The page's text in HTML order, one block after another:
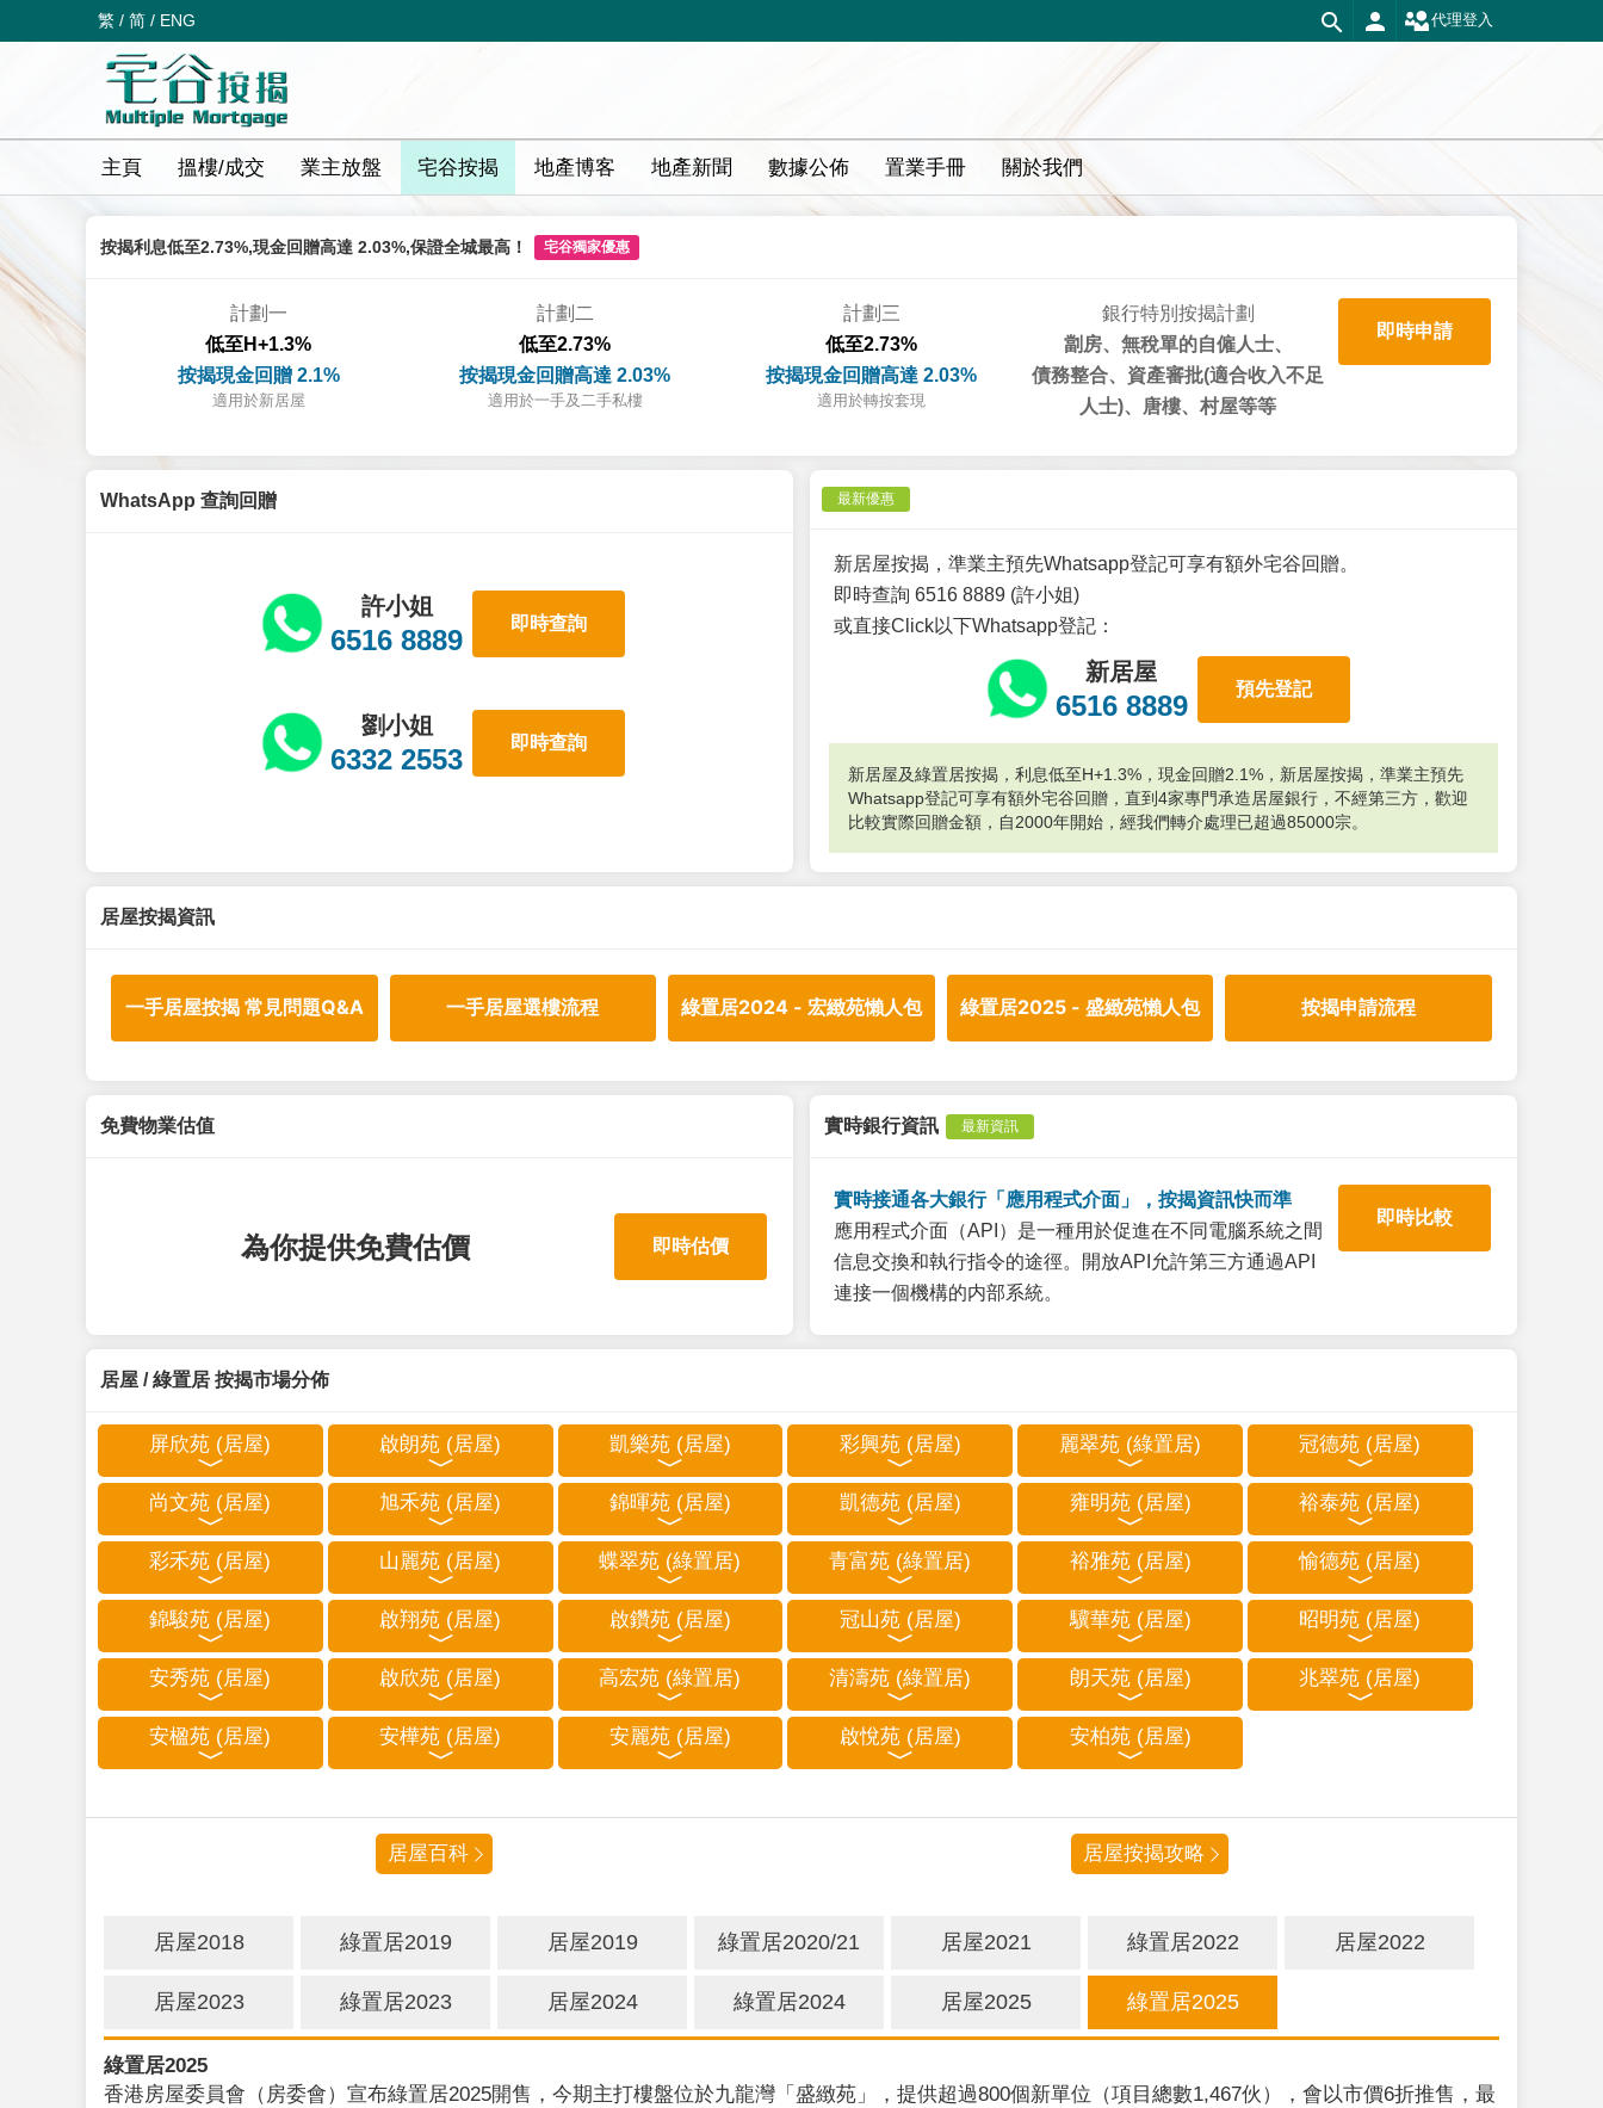
繁 / 简 / ENG 代理登入
主頁 搵樓/成交 業主放盤 宅谷按揭 地產博客 地產新聞 數據公佈 置業手冊 關於我們
按揭利息低至2.73%,現金回贈高達 2.03%,保證全城最高！ 宅谷獨家優惠
計劃一
低至H+1.3%
按揭現金回贈 2.1%
適用於新居屋
計劃二
低至2.73%
按揭現金回贈高達 2.03%
適用於一手及二手私樓
計劃三
低至2.73%
按揭現金回贈高達 2.03%
適用於轉按套現
銀行特別按揭計劃
劏房、無稅單的自僱人士、
債務整合、資產審批(適合收入不足
人士)、唐樓、村屋等等
即時申請
WhatsApp 查詢回贈
許小姐
6516 8889
即時查詢
劉小姐
6332 2553
即時查詢
最新優惠
新居屋按揭，準業主預先Whatsapp登記可享有額外宅谷回贈。
即時查詢 6516 8889 (許小姐)
或直接Click以下Whatsapp登記：
新居屋
6516 8889
預先登記
新居屋及綠置居按揭，利息低至H+1.3%，現金回贈2.1%，新居屋按揭，準業主預先
Whatsapp登記可享有額外宅谷回贈，直到4家專門承造居屋銀行，不經第三方，歡迎
比較實際回贈金額，自2000年開始，經我們轉介處理已超過85000宗。
居屋按揭資訊
一手居屋按揭 常見問題Q&A 一手居屋選樓流程 綠置居2024 - 宏緻苑懶人包 綠置居2025 - 盛緻苑懶人包 按揭申請流程
免費物業估值
為你提供免費估價 即時估價
實時銀行資訊 最新資訊
實時接通各大銀行「應用程式介面」，按揭資訊快而準
應用程式介面（API）是一種用於促進在不同電腦系統之間
信息交換和執行指令的途徑。開放API允許第三方通過API
連接一個機構的内部系統。
即時比較
居屋 / 綠置居 按揭市場分佈
屏欣苑 (居屋) 啟朗苑 (居屋) 凱樂苑 (居屋) 彩興苑 (居屋) 麗翠苑 (綠置居) 冠德苑 (居屋)
尚文苑 (居屋) 旭禾苑 (居屋) 錦暉苑 (居屋) 凱德苑 (居屋) 雍明苑 (居屋) 裕泰苑 (居屋)
彩禾苑 (居屋) 山麗苑 (居屋) 蝶翠苑 (綠置居) 青富苑 (綠置居) 裕雅苑 (居屋) 愉德苑 (居屋)
錦駿苑 (居屋) 啟翔苑 (居屋) 啟鑽苑 (居屋) 冠山苑 (居屋) 驥華苑 (居屋) 昭明苑 (居屋)
安秀苑 (居屋) 啟欣苑 (居屋) 高宏苑 (綠置居) 清濤苑 (綠置居) 朗天苑 (居屋) 兆翠苑 (居屋)
安楹苑 (居屋) 安樺苑 (居屋) 安麗苑 (居屋) 啟悅苑 (居屋) 安柏苑 (居屋)
居屋百科 居屋按揭攻略
居屋2018 綠置居2019 居屋2019 綠置居2020/21 居屋2021 綠置居2022 居屋2022
居屋2023 綠置居2023 居屋2024 綠置居2024 居屋2025 綠置居2025
綠置居2025
香港房屋委員會（房委會）宣布綠置居2025開售，今期主打樓盤位於九龍灣「盛緻苑」，提供超過800個新單位（項目總數1,467伙），會以市價6折推售，最